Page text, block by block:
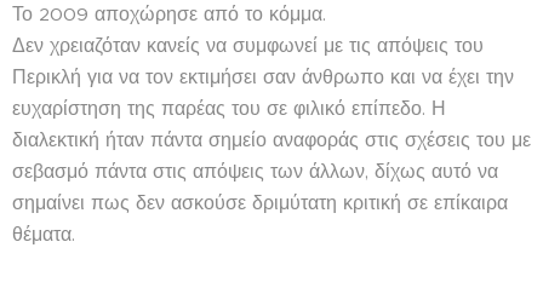
Το 2009 αποχώρησε από το κόμμα.
Δεν χρειαζόταν κανείς να συμφωνεί με τις απόψεις του
Περικλή για να τον εκτιμήσει σαν άνθρωπο και να έχει την
ευχαρίστηση της παρέας του σε φιλικό επίπεδο. Η
διαλεκτική ήταν πάντα σημείο αναφοράς στις σχέσεις του με
σεβασμό πάντα στις απόψεις των άλλων, δίχως αυτό να
σημαίνει πως δεν ασκούσε δριμύτατη κριτική σε επίκαιρα
θέματα.